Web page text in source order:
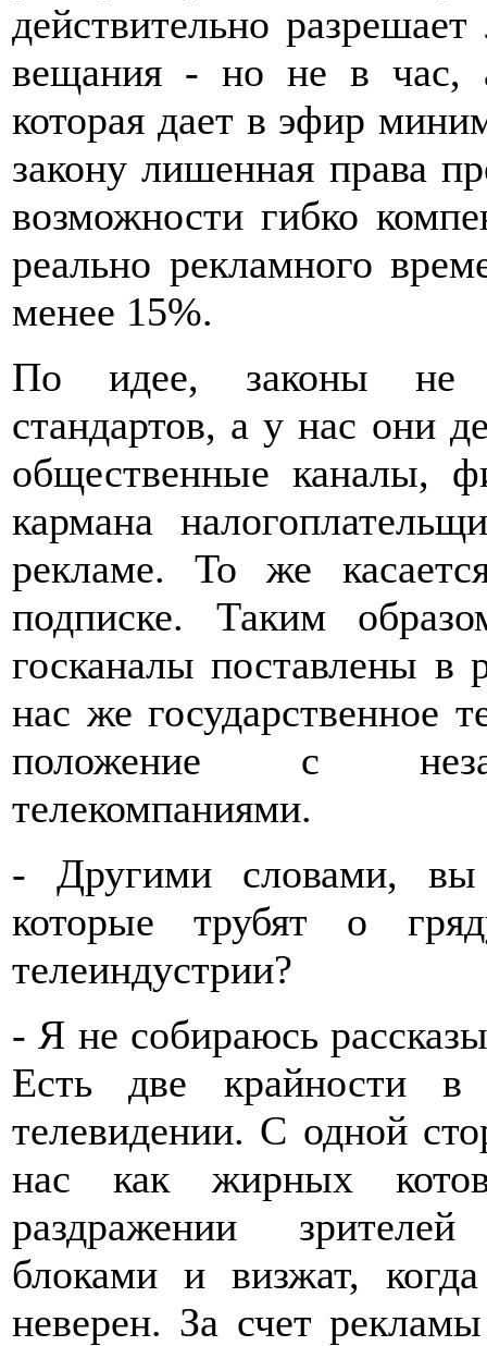
действительно
вещания - но не в час,
которая дает в эфир
закону лишенная права
возможности гибко
реально рекламного
менее 15%.
По идее, законы не
стандартов, а у нас они
общественные каналы,
кармана
рекламе. То же
подписке. Таким
госканалы поставлены в
нас же государственное
положение с
телекомпаниями.
- Другими словами, вы
которые трубят о
телеиндустрии?
- Я не собираюсь
Есть две крайности в
телевидении. С одной
нас как жирных
раздражении
блоками и визжат,
неверен. За счет